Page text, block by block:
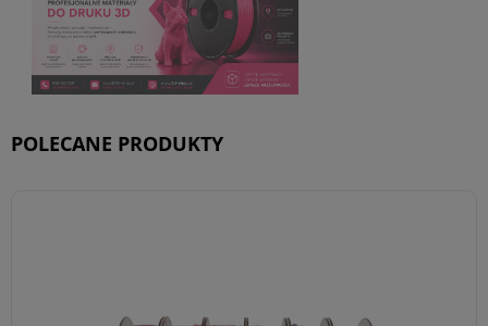
POLECANE PRODUKTY